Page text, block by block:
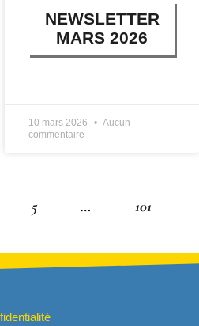
NEWSLETTER
MARS 2026
10 mars 2026
Aucun
commentaire
5 … 101